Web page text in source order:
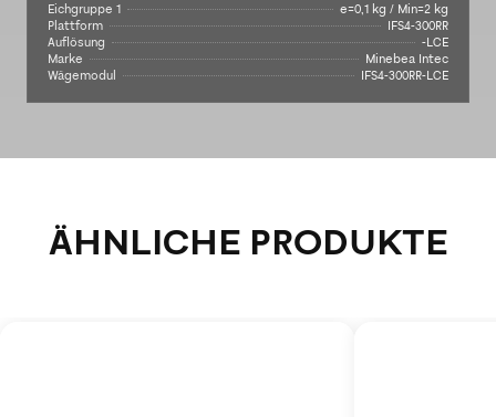
Eichgruppe 1
e=0,1 kg / Min=2 kg
Plattform
IFS4-300RR
Auflösung
-LCE
Marke
Minebea Intec
Wägemodul
IFS4-300RR-LCE
ÄHNLICHE PRODUKTE